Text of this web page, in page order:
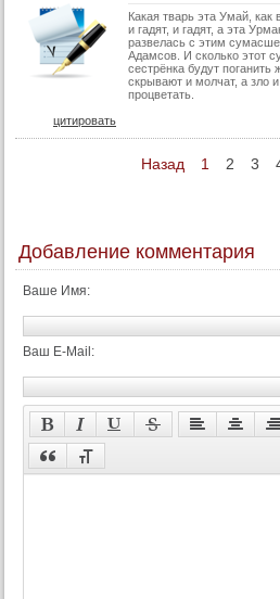
Какая тварь эта Умай, как
и гадят, и гадят, а эта
развелась с этим
Адамсов. И сколько этот
сестрёнка будут
скрывают и молчат, а зло
процветать.
цитировать
Назад 1 2 3
Добавление комментария
Ваше Имя:
Ваш E-Mail: